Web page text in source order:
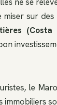
miser sur
(Costa
le
immobiliers